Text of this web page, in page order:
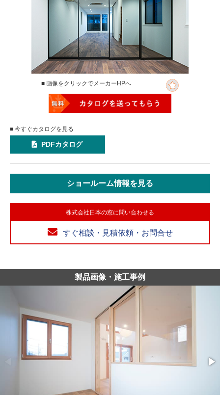
■ 画像をクリックでメーカーHPへ
■ 今すぐカタログを見る
PDFカタログ
ショールーム情報を見る
株式会社日本の窓に問い合わせる
すぐ相談・見積依頼・お問合せ
製品画像・施工事例